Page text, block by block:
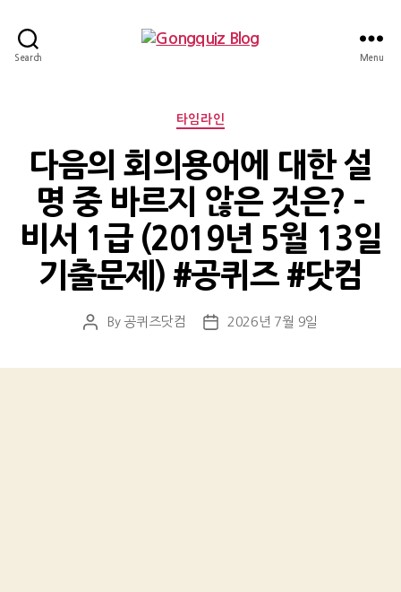
Search Menu
Categories
타임라인
다음의 회의용어에 대한 설
명 중 바르지 않은 것은? –
비서 1급 (2019년 5월 13일
기출문제) #공퀴즈 #닷컴
PostBy 공퀴즈닷컴
Post2026년 7월 9일